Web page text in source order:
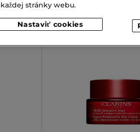
každej stránky webu.
Nastaviť cookies